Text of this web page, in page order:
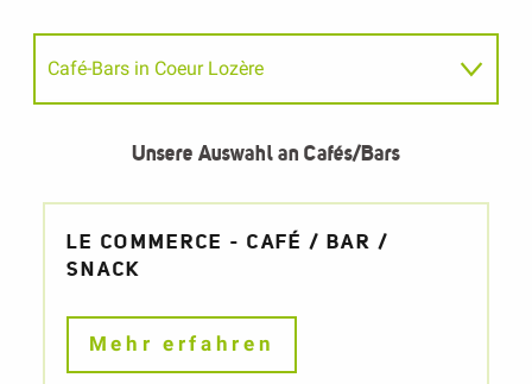
Café-Bars in Coeur Lozère
Am Abend, unsere Auswahl
Diskotheken
Unsere Auswahl an Cafés/Bars
LE COMMERCE - CAFÉ / BAR /
SNACK
Mehr erfahren